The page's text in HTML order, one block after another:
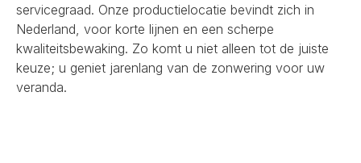
servicegraad. Onze productielocatie bevindt zich in
Nederland, voor korte lijnen en een scherpe
kwaliteitsbewaking. Zo komt u niet alleen tot de juiste
keuze; u geniet jarenlang van de zonwering voor uw
veranda.